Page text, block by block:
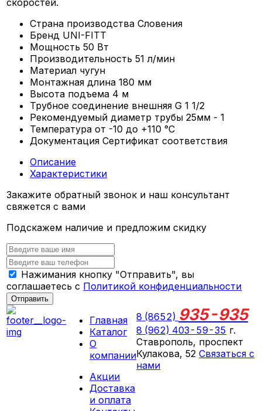
Страна производства Словения
Бренд UNI-FITT
Мощность 50 Вт
Производительность 51 л/мин
Материал чугун
Монтажная длина 180 мм
Высота подъема 4 м
Трубное соединение внешняя G 1 1/2
Рекомендуемый диаметр трубы 25мм - 1
Температура от -10 до +110 °С
Документация Сертификат соответствия
Описание
Характеристики
Закажите обратный звонок и наш консультант
свяжется с вами
Подскажем наличие и предложим скидку
Нажимания кнопку "Отправить", вы
соглашаетесь с Политикой конфиденциальности
Отправить
Главная
Каталог
О
компании
Акции
Доставка
и оплата
8 (8652) 935-935
8 (962) 403-59-35 г.
Ставрополь, проспект
Кулакова, 52Связаться с
нами